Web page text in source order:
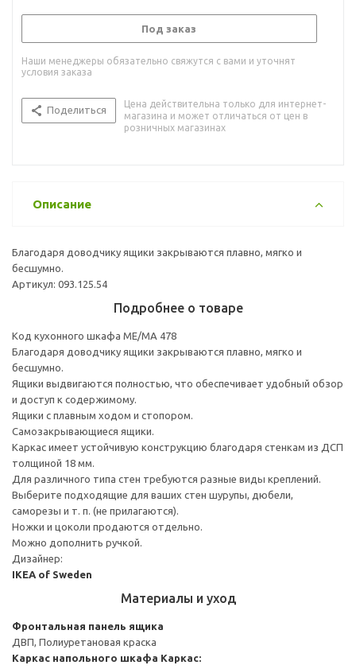
Под заказ
Наши менеджеры обязательно свяжутся с вами и уточнят
условия заказа
Поделиться
Цена действительна только для интернет-
магазина и может отличаться от цен в
розничных магазинах
Описание
Благодаря доводчику ящики закрываются плавно, мягко и
бесшумно.
Артикул: 093.125.54
Подробнее о товаре
Код кухонного шкафа ME/MA 478
Благодаря доводчику ящики закрываются плавно, мягко и
бесшумно.
Ящики выдвигаются полностью, что обеспечивает удобный обзор
и доступ к содержимому.
Ящики с плавным ходом и стопором.
Самозакрывающиеся ящики.
Каркас имеет устойчивую конструкцию благодаря стенкам из ДСП
толщиной 18 мм.
Для различного типа стен требуются разные виды креплений.
Выберите подходящие для ваших стен шурупы, дюбели,
саморезы и т. п. (не прилагаются).
Ножки и цоколи продаются отдельно.
Можно дополнить ручкой.
Дизайнер:
IKEA of Sweden
Материалы и уход
Фронтальная панель ящика
ДВП, Полиуретановая краска
Каркас напольного шкафа Каркас: